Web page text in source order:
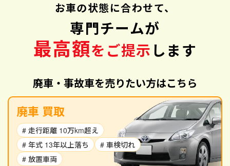
お車の状態に合わせて、
専門チームが
最高額をご提示 します
廃車・事故車を売りたい方はこちら
廃車 買取
# 走行距離 10万km超え
# 年式 13年以上落ち
# 車検切れ
# 放置車両